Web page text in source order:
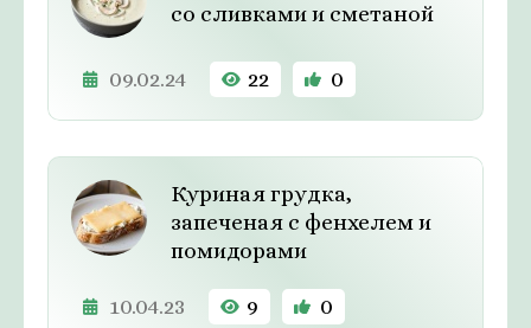
со сливками и сметаной
09.02.24 22 0
Куриная грудка,
запеченая с фенхелем и
помидорами
10.04.23 9 0